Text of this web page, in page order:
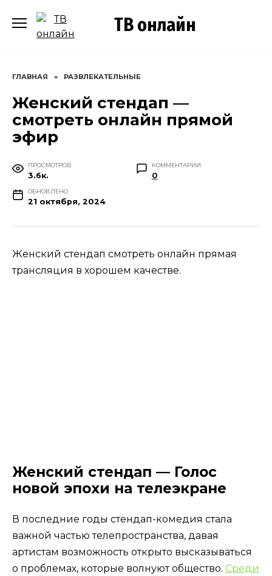
содержанию
ТВ онлайн
ГЛАВНАЯ » РАЗВЛЕКАТЕЛЬНЫЕ
Женский стендап —
смотреть онлайн прямой
эфир
ПРОСМОТРОВ
3.6к.
КОММЕНТАРИИ
0
ОБНОВЛЕНО
21 октября, 2024
Женский стендап смотреть онлайн прямая
трансляция в хорошем качестве.
Женский стендап — Голос
новой эпохи на телеэкране
В последние годы стендап-комедия стала
важной частью телепространства, давая
артистам возможность открыто высказываться
о проблемах, которые волнуют общество. Среди